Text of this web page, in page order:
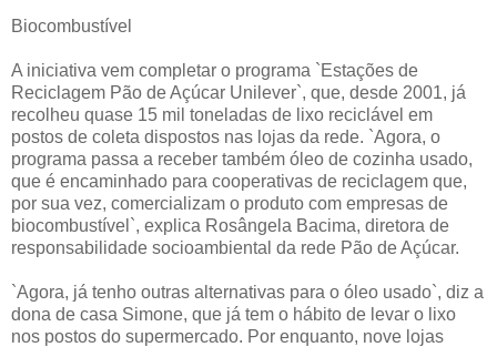
Biocombustível
A iniciativa vem completar o programa `Estações de
Reciclagem Pão de Açúcar Unilever`, que, desde 2001, já
recolheu quase 15 mil toneladas de lixo reciclável em
postos de coleta dispostos nas lojas da rede. `Agora, o
programa passa a receber também óleo de cozinha usado,
que é encaminhado para cooperativas de reciclagem que,
por sua vez, comercializam o produto com empresas de
biocombustível`, explica Rosângela Bacima, diretora de
responsabilidade socioambiental da rede Pão de Açúcar.
`Agora, já tenho outras alternativas para o óleo usado`, diz a
dona de casa Simone, que já tem o hábito de levar o lixo
nos postos do supermercado. Por enquanto, nove lojas